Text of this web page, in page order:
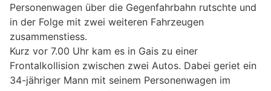
Personenwagen über die Gegenfahrbahn rutschte und
in der Folge mit zwei weiteren Fahrzeugen
zusammenstiess.
Kurz vor 7.00 Uhr kam es in Gais zu einer
Frontalkollision zwischen zwei Autos. Dabei geriet ein
34-jähriger Mann mit seinem Personenwagen im